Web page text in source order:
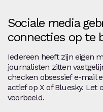
Sociale media
connecties op te
Iedereen heeft zijn eigen
journalisten zitten
checken obsessief e-mail
actief op X of Bluesky. Let
voorbeeld.